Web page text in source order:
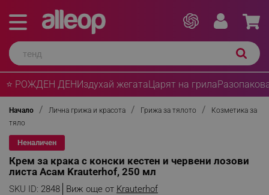
⭐ РОЖДЕН ДЕНИздухай жегатаЦарят на грила
Начало Лична грижа и красота Грижа за тялото
Козметика за
тяло
Неналичен
Крем за крака с конски кестен и червени лозови
листа Асам Krauterhof, 250 мл
SKU ID: 2848 Виж още от Krauterhof